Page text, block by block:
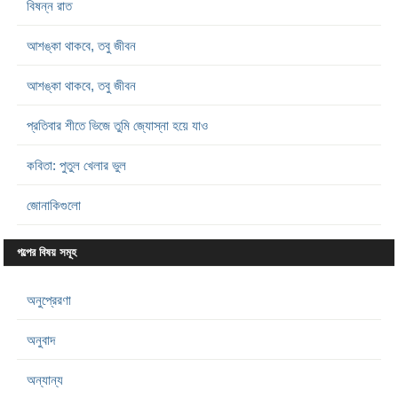
বিষন্ন রাত
আশঙ্কা থাকবে, তবু জীবন
আশঙ্কা থাকবে, তবু জীবন
প্রতিবার শীতে ভিজে তুমি জ্যোস্না হয়ে যাও
কবিতা: পুতুল খেলার ভুল
জোনাকিগুলো
গল্পের বিষয় সমূহ
অনুপ্রেরণা
অনুবাদ
অন্যান্য